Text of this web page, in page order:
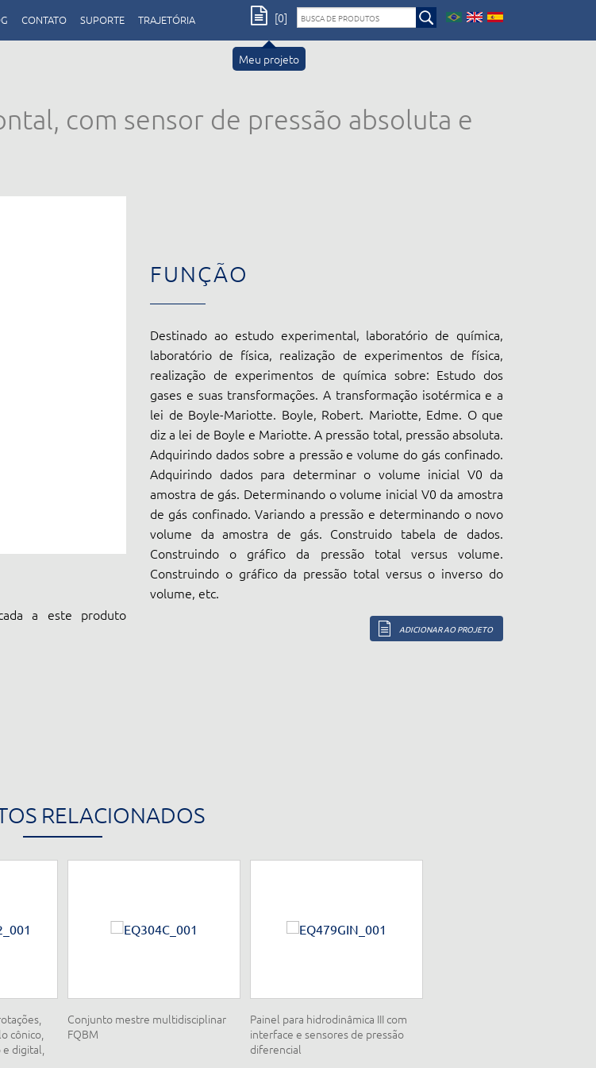
CONTATO SUPORTE TRAJETÓRIA
Meu projeto
[0]
com sensor de pressão absoluta e
a este produto
FUNÇÃO
Destinado ao estudo experimental, laboratório de química,
laboratório de física, realização de experimentos de física,
realização de experimentos de química sobre: Estudo dos
gases e suas transformações. A transformação isotérmica e a
lei de Boyle-Mariotte. Boyle, Robert. Mariotte, Edme. O que
diz a lei de Boyle e Mariotte. A pressão total, pressão absoluta.
Adquirindo dados sobre a pressão e volume do gás confinado.
Adquirindo dados para determinar o volume inicial V0 da
amostra de gás. Determinando o volume inicial V0 da amostra
de gás confinado. Variando a pressão e determinando o novo
volume da amostra de gás. Construido tabela de dados.
Construindo o gráfico da pressão total versus volume.
Construindo o gráfico da pressão total versus o inverso do
volume, etc.
ADICIONAR AO PROJETO
RELACIONADOS
cônico,
digital,
Conjunto mestre multidisciplinar
FQBM
Painel para hidrodinâmica III com
interface e sensores de pressão
diferencial